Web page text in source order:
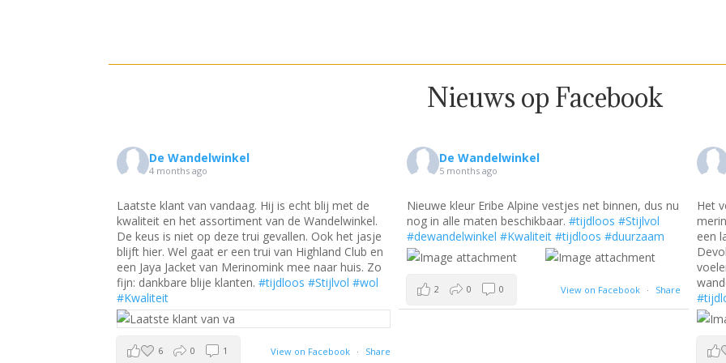
Nieuws op Facebook
De Wandelwinkel
5 months ago
Nieuwe kleur Eribe Alpine vestjes net binnen, dus nu
nog in alle maten beschikbaar.#tijdloos #Stijlvol
#dewandelwinkel #Kwaliteit #tijdloos #duurzaam
View on Facebook · Share
2 0 0
De Wandelwinkel
5 months ago
Het voorjaar begint vandaag. Ik draag een van de
merinowollen jurken van Roosenstein Wolke met
een lang vest van Eribe erover en een legging van
Devold. Al mijn favoriete merken bij elkaar. Kom
voelen, passen en zoek nog ff je volgende
wandeling uit. #dewandelwinkel
#tijdloos #duurzaam
Met